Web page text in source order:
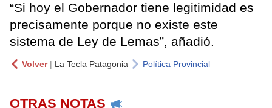
“Si hoy el Gobernador tiene legitimidad es
precisamente porque no existe este
sistema de Ley de Lemas”, añadió.
Volver| La Tecla Patagonia Política Provincial
OTRAS NOTAS